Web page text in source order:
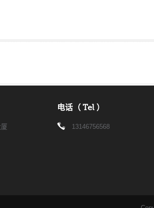
电话（ Tel ）
13146756568